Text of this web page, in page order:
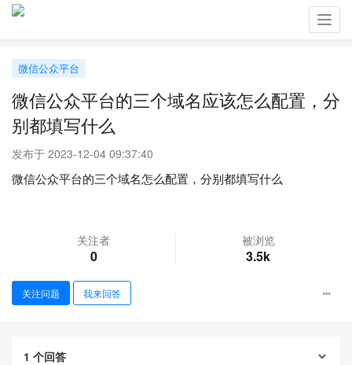
微信公众平台
微信公众平台的三个域名应该怎么配置，分
别都填写什么
发布于 2023-12-04 09:37:40
微信公众平台的三个域名怎么配置，分别都填写什么
关注者
0
被浏览
3.5k
关注问题 我来回答
1 个回答